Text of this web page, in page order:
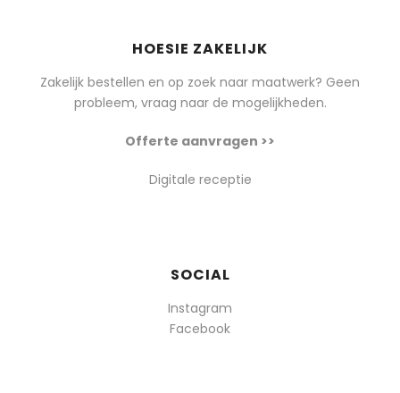
HOESIE ZAKELIJK
Zakelijk bestellen en op zoek naar maatwerk? Geen
probleem, vraag naar de mogelijkheden.
Offerte aanvragen >>
Digitale receptie
SOCIAL
Instagram
Facebook